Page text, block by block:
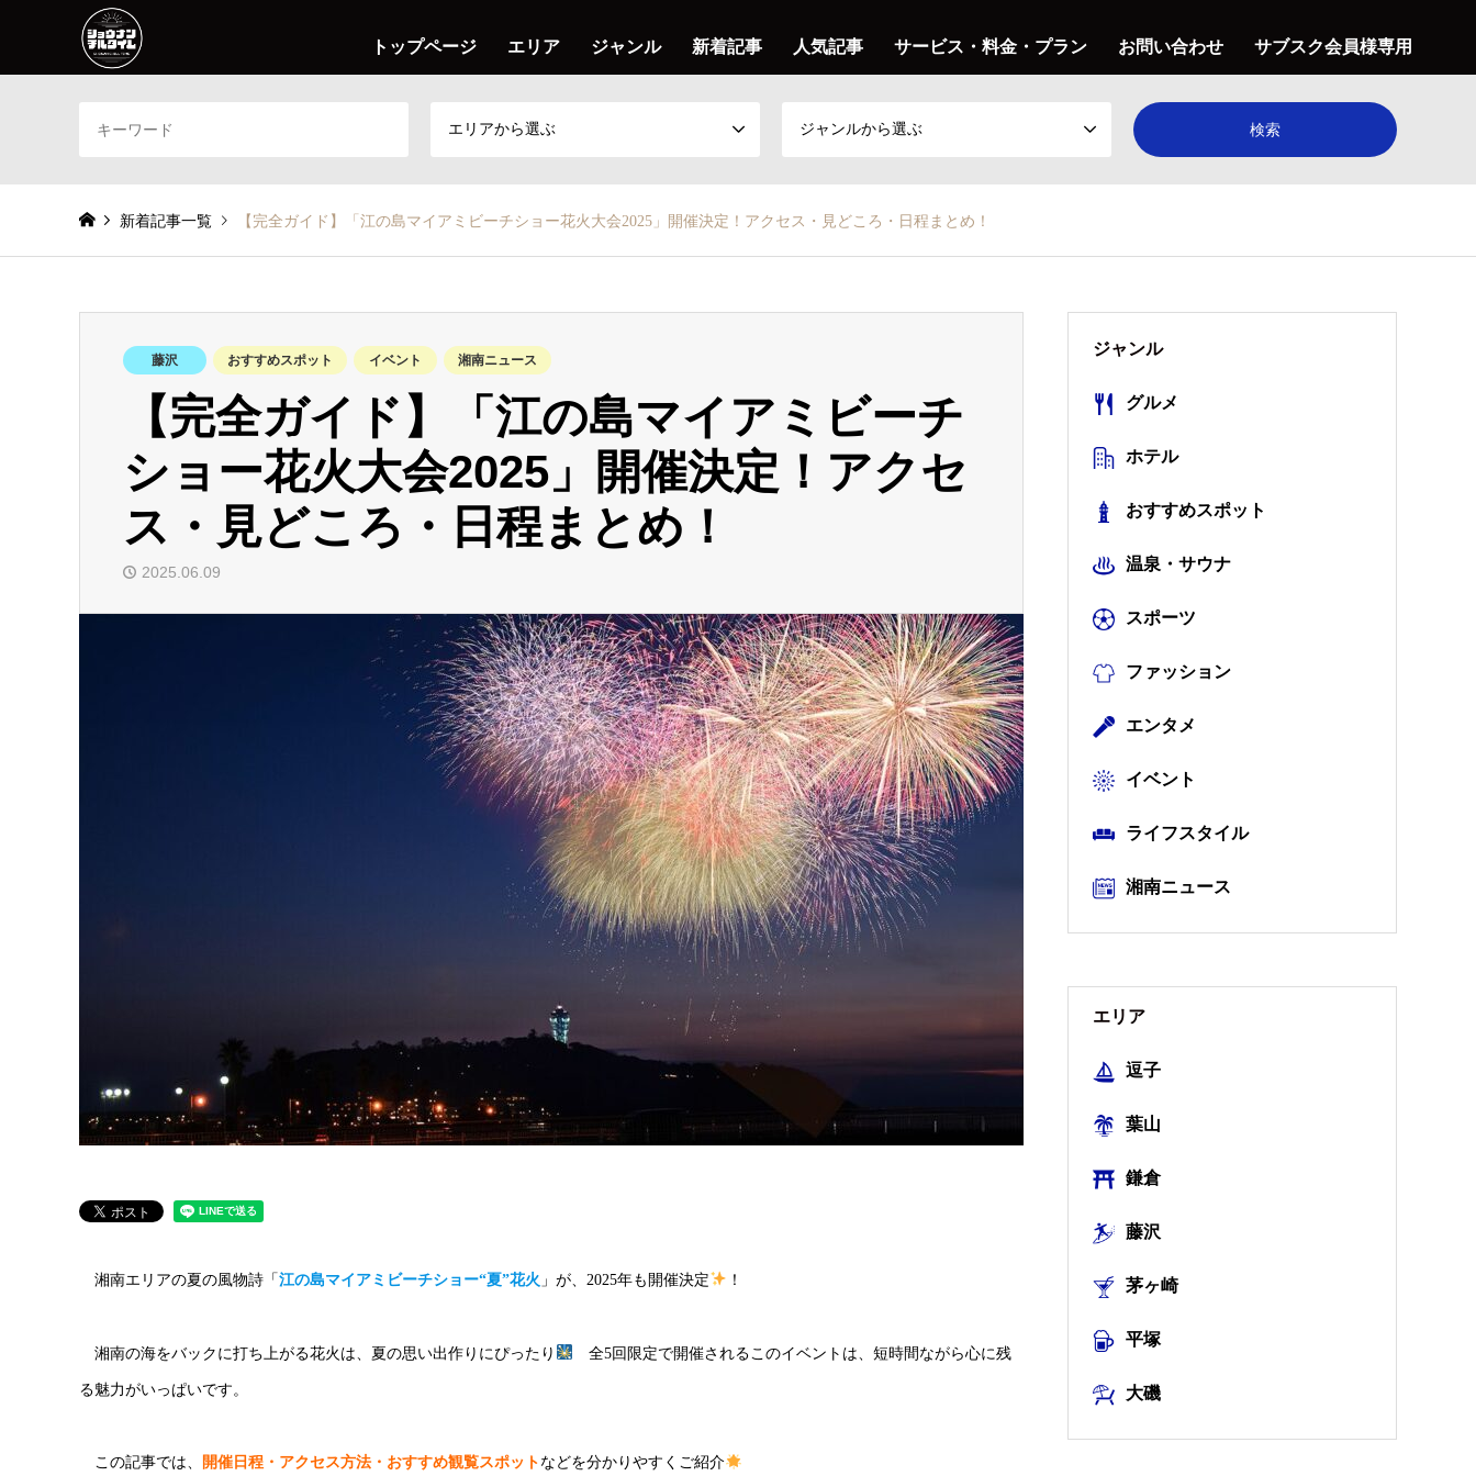
トップページ エリア ジャンル 新着記事 人気記事 サービス・料金・プラン お問い合わせ サブスク会員様専用
エリアから選ぶ ジャンルから選ぶ
新着記事一覧 【完全ガイド】「江の島マイアミビーチショー花火大会2025」開催決定！アクセス・見どころ・日程まとめ！
藤沢 おすすめスポット イベント 湘南ニュース
【完全ガイド】「江の島マイアミビーチ
ショー花火大会2025」開催決定！アクセ
ス・見どころ・日程まとめ！
2025.06.09
湘南エリアの夏の風物詩「 江の島マイアミビーチショー“夏”花火 」が、2025年も開催決定 ！
湘南の海をバックに打ち上がる花火は、夏の思い出作りにぴったり 全5回限定で開催されるこのイベントは、短時間ながら心に残
る魅力がいっぱいです。
この記事では、 開催日程・アクセス方法・おすすめ観覧スポット などを分かりやすくご紹介
ジャンル
グルメ
ホテル
おすすめスポット
温泉・サウナ
スポーツ
ファッション
エンタメ
イベント
ライフスタイル
湘南ニュース
エリア
逗子
葉山
鎌倉
藤沢
茅ヶ崎
平塚
大磯